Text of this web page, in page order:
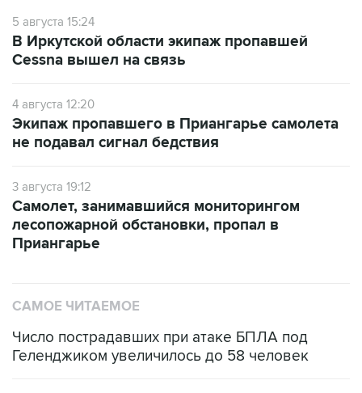
5 августа 15:24
В Иркутской области экипаж пропавшей
Cessna вышел на связь
4 августа 12:20
Экипаж пропавшего в Приангарье самолета
не подавал сигнал бедствия
3 августа 19:12
Самолет, занимавшийся мониторингом
лесопожарной обстановки, пропал в
Приангарье
САМОЕ ЧИТАЕМОЕ
Число пострадавших при атаке БПЛА под
Геленджиком увеличилось до 58 человек